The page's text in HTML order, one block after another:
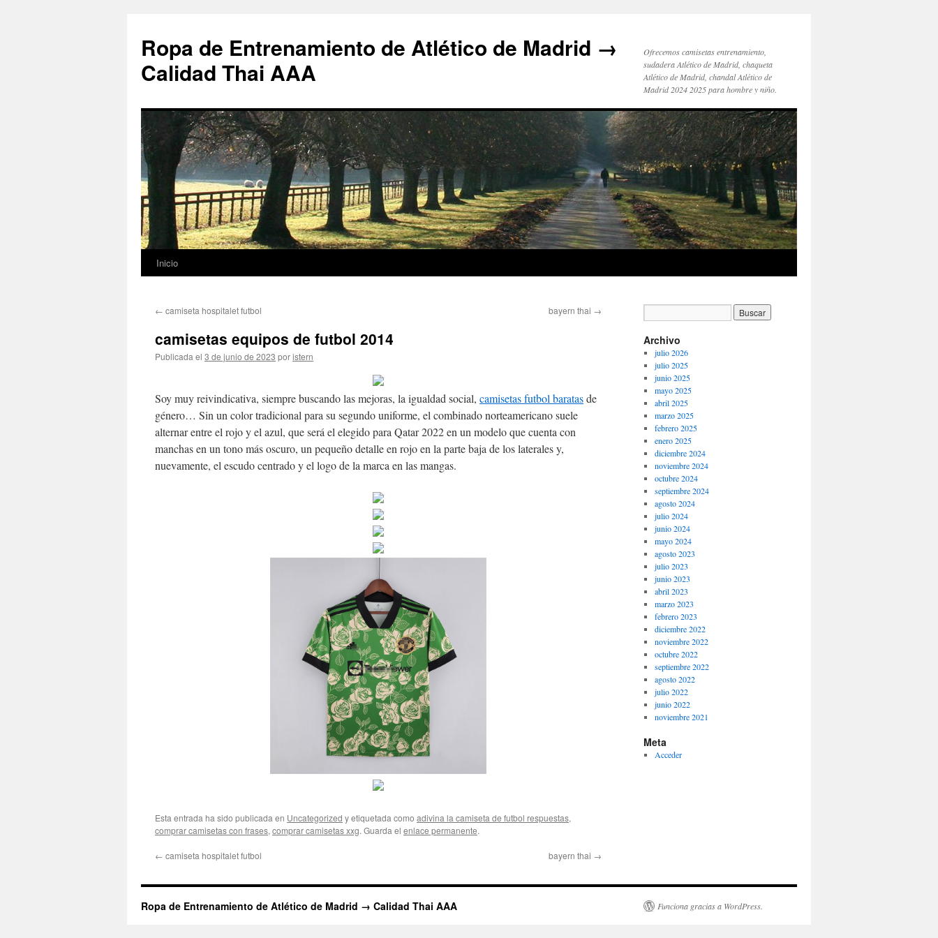
Ropa de Entrenamiento de Atlético de Madrid →
Calidad Thai AAA
Ofrecemos camisetas entrenamiento,
sudadera Atlético de Madrid, chaqueta
Atlético de Madrid, chandal Atlético de
Madrid 2024 2025 para hombre y niño.
Saltar
contenido
Inicio
← camiseta hospitalet futbol bayern thai →
camisetas equipos de futbol 2014
Publicada el 3 de junio de 2023 poristern
Soy muy reivindicativa, siempre buscando las mejoras, la igualdad social, camisetas futbol baratasde
género… Sin un color tradicional para su segundo uniforme, el combinado norteamericano suele
alternar entre el rojo y el azul, que será el elegido para Qatar 2022 en un modelo que cuenta con
manchas en un tono más oscuro, un pequeño detalle en rojo en la parte baja de los laterales y,
nuevamente, el escudo centrado y el logo de la marca en las mangas.
Esta entrada ha sido publicada en Uncategorized y etiquetada como adivina la camiseta de futbol respuestas,
comprar camisetas con frases, comprar camisetas xxg. Guarda el enlace permanente.
← camiseta hospitalet futbol bayern thai →
Archivo
julio 2026
julio 2025
junio 2025
mayo 2025
abril 2025
marzo 2025
febrero 2025
enero 2025
diciembre 2024
noviembre 2024
octubre 2024
septiembre 2024
agosto 2024
julio 2024
junio 2024
mayo 2024
agosto 2023
julio 2023
junio 2023
abril 2023
marzo 2023
febrero 2023
diciembre 2022
noviembre 2022
octubre 2022
septiembre 2022
agosto 2022
julio 2022
junio 2022
noviembre 2021
Meta
Acceder
Ropa de Entrenamiento de Atlético de Madrid → Calidad Thai AAA Funciona gracias a WordPress.